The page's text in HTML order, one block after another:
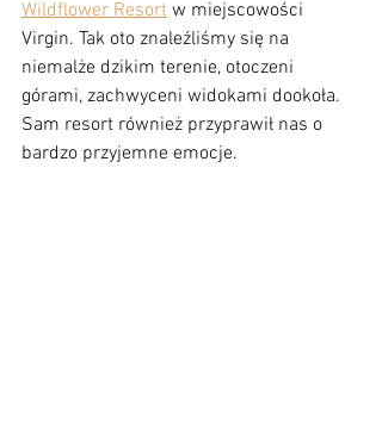
Wildflower Resort w miejscowości
Virgin. Tak oto znaleźliśmy się na
niemalże dzikim terenie, otoczeni
górami, zachwyceni widokami dookoła.
Sam resort również przyprawił nas o
bardzo przyjemne emocje.